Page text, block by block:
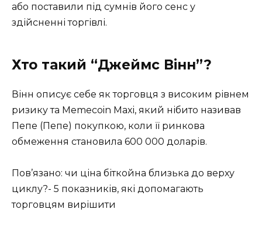
або поставили під сумнів його сенс у
здійсненні торгівлі.
Хто такий “Джеймс Вінн”?
Вінн описує себе як торговця з високим рівнем
ризику та Memecoin Maxi, який нібито називав
Пепе (Пепе) покупкою, коли її ринкова
обмеження становила 600 000 доларів.
Пов’язано: чи ціна біткойна близька до верху
циклу?- 5 показників, які допомагають
торговцям вирішити